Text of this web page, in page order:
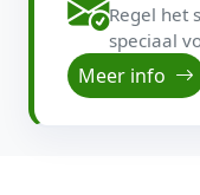
Regel het
speciaal
Meer info